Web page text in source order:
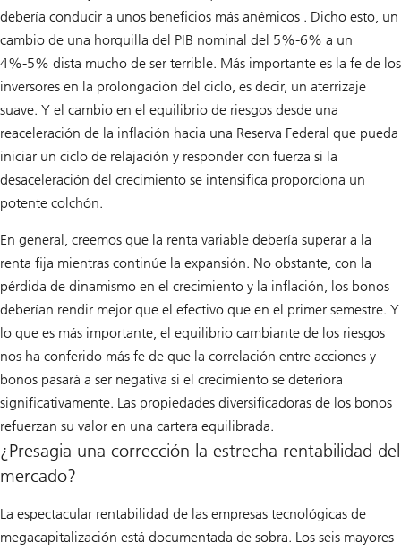
debería conducir a unos beneficios más anémicos . Dicho esto, un
cambio de una horquilla del PIB nominal del 5%-6% a un
4%-5% dista mucho de ser terrible. Más importante es la fe de los
inversores en la prolongación del ciclo, es decir, un aterrizaje
suave. Y el cambio en el equilibrio de riesgos desde una
reaceleración de la inflación hacia una Reserva Federal que pueda
iniciar un ciclo de relajación y responder con fuerza si la
desaceleración del crecimiento se intensifica proporciona un
potente colchón.
En general, creemos que la renta variable debería superar a la
renta fija mientras continúe la expansión. No obstante, con la
pérdida de dinamismo en el crecimiento y la inflación, los bonos
deberían rendir mejor que el efectivo que en el primer semestre. Y
lo que es más importante, el equilibrio cambiante de los riesgos
nos ha conferido más fe de que la correlación entre acciones y
bonos pasará a ser negativa si el crecimiento se deteriora
significativamente. Las propiedades diversificadoras de los bonos
refuerzan su valor en una cartera equilibrada.
¿Presagia una corrección la estrecha rentabilidad del
mercado?
La espectacular rentabilidad de las empresas tecnológicas de
megacapitalización está documentada de sobra. Los seis mayores